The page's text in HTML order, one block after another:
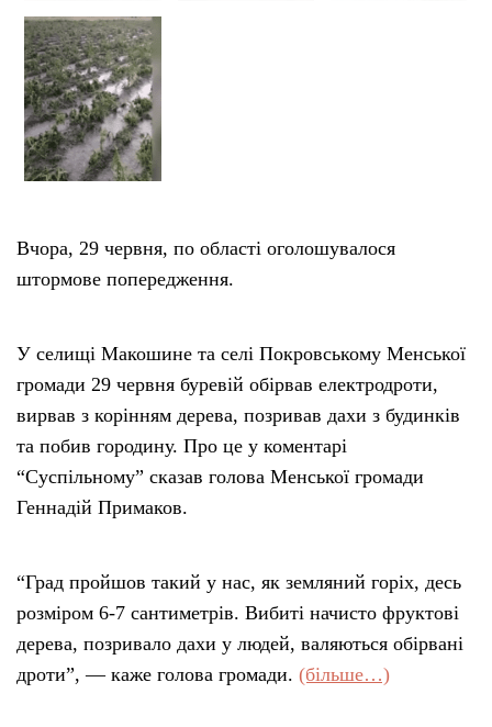
Вчора, 29 червня, по області оголошувалося
штормове попередження.
У селищі Макошине та селі Покровському Менської
громади 29 червня буревій обірвав електродроти,
вирвав з корінням дерева, позривав дахи з будинків
та побив городину. Про це у коментарі
“Суспільному” сказав голова Менської громади
Геннадій Примаков.
“Град пройшов такий у нас, як земляний горіх, десь
розміром 6-7 сантиметрів. Вибиті начисто фруктові
дерева, позривало дахи у людей, валяються обірвані
дроти”, — каже голова громади. (більше…)